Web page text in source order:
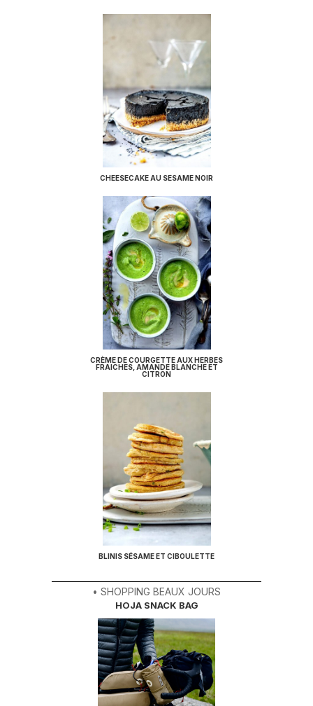
CHEESECAKE AU SESAME NOIR
CRÈME DE COURGETTE AUX HERBES
FRAICHES, AMANDE BLANCHE ET
CITRON
BLINIS SÉSAME ET CIBOULETTE
• SHOPPING BEAUX JOURS
HOJA SNACK BAG